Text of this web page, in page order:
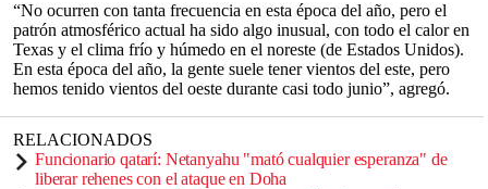
“No ocurren con tanta frecuencia en esta época del año, pero el
patrón atmosférico actual ha sido algo inusual, con todo el calor en
Texas y el clima frío y húmedo en el noreste (de Estados Unidos).
En esta época del año, la gente suele tener vientos del este, pero
hemos tenido vientos del oeste durante casi todo junio”, agregó.
RELACIONADOS
Funcionario qatarí: Netanyahu "mató cualquier esperanza" de
liberar rehenes con el ataque en Doha